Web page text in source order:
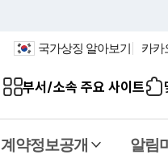
국가상징 알아보기 카카
부서/소속 주요 사이트
계약정보공개 알림